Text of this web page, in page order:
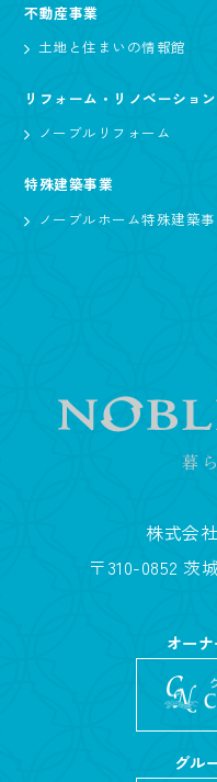
不動産事業
土地と住まいの情報館
リフォーム・リノベーショ
ノーブルリフォーム
特殊建築事業
ノーブルホーム特殊建築
株式会
〒310-0852 茨
オー
グル